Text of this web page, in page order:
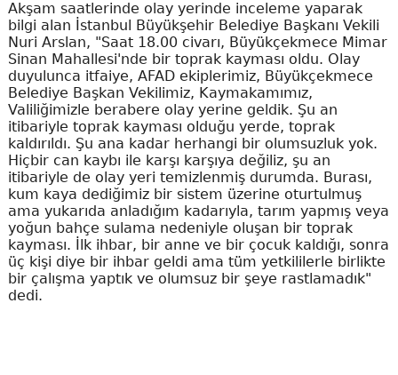
Akşam saatlerinde olay yerinde inceleme yaparak
bilgi alan İstanbul Büyükşehir Belediye Başkanı Vekili
Nuri Arslan, "Saat 18.00 civarı, Büyükçekmece Mimar
Sinan Mahallesi'nde bir toprak kayması oldu. Olay
duyulunca itfaiye, AFAD ekiplerimiz, Büyükçekmece
Belediye Başkan Vekilimiz, Kaymakamımız,
Valiliğimizle berabere olay yerine geldik. Şu an
itibariyle toprak kayması olduğu yerde, toprak
kaldırıldı. Şu ana kadar herhangi bir olumsuzluk yok.
Hiçbir can kaybı ile karşı karşıya değiliz, şu an
itibariyle de olay yeri temizlenmiş durumda. Burası,
kum kaya dediğimiz bir sistem üzerine oturtulmuş
ama yukarıda anladığım kadarıyla, tarım yapmış veya
yoğun bahçe sulama nedeniyle oluşan bir toprak
kayması. İlk ihbar, bir anne ve bir çocuk kaldığı, sonra
üç kişi diye bir ihbar geldi ama tüm yetkililerle birlikte
bir çalışma yaptık ve olumsuz bir şeye rastlamadık"
dedi.